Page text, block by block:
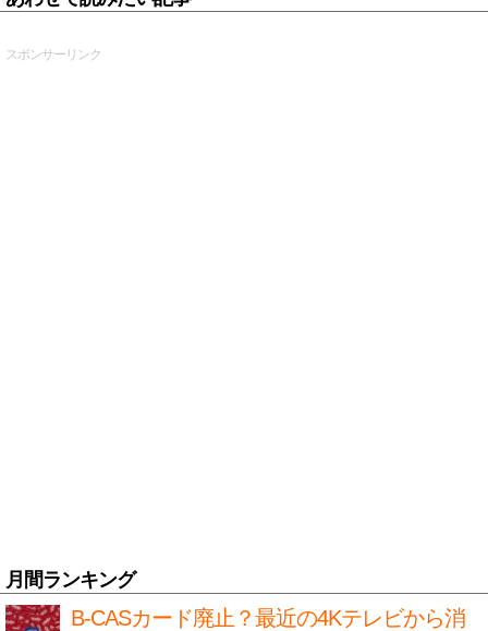
スポンサーリンク
月間ランキング
B-CASカード廃止？最近の4Kテレビから消